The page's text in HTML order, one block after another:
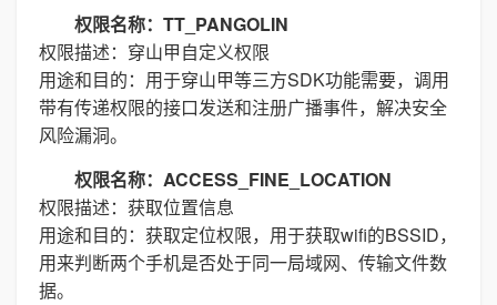
权限名称：TT_PANGOLIN
权限描述：穿山甲自定义权限
用途和目的：用于穿山甲等三方SDK功能需要，调用
带有传递权限的接口发送和注册广播事件，解决安全
风险漏洞。
权限名称：ACCESS_FINE_LOCATION
权限描述：获取位置信息
用途和目的：获取定位权限，用于获取wifi的BSSID，
用来判断两个手机是否处于同一局域网、传输文件数
据。